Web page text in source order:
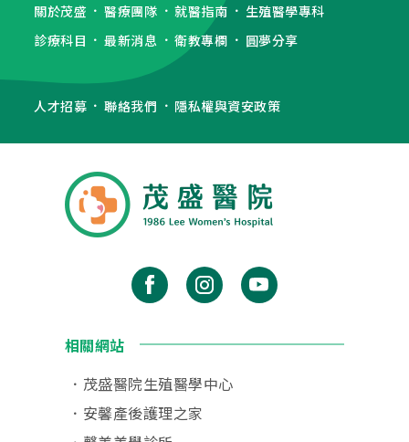
關於茂盛 醫療團隊 就醫指南
生殖醫學專科
診療科目
最新消息 衛教專欄 圓夢分享
人才招募 聯絡我們 隱私權與資安政策
相關網站
茂盛醫院生殖醫學中心
安馨產後護理之家